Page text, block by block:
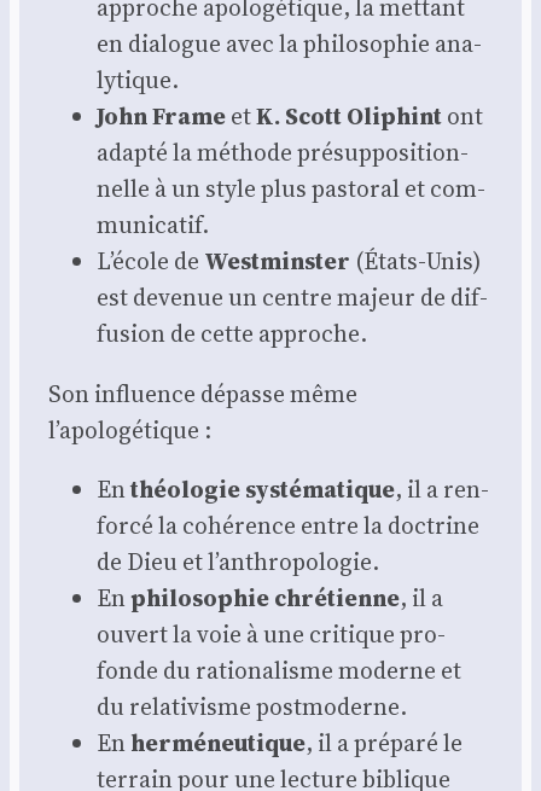
approche apo­lo­gé­tique, la met­tant
en dia­logue avec la phi­lo­so­phie ana­
ly­tique.
John FrameetK. Scott Oli­phintont
adap­té la méthode pré­sup­po­si­tion­
nelle à un style plus pas­to­ral et com­
mu­ni­ca­tif.
L’école de West­mins­ter (États-Unis)
est deve­nue un centre majeur de dif­
fu­sion de cette approche.
Son influence dépasse même
l’apologétique :
Enthéo­lo­gie sys­té­ma­tique, il a ren­
for­cé la cohé­rence entre la doc­trine
de Dieu et l’anthropologie.
Enphi­lo­so­phie chré­tienne, il a
ouvert la voie à une cri­tique pro­
fonde du ratio­na­lisme moderne et
du rela­ti­visme post­mo­derne.
Enher­mé­neu­tique, il a pré­pa­ré le
ter­rain pour une lec­ture biblique